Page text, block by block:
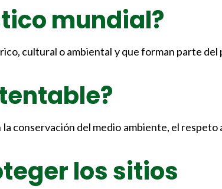
mundial?
cultural o ambiental y que forman parte
conservación del medio ambiente, el respeto
los sitios